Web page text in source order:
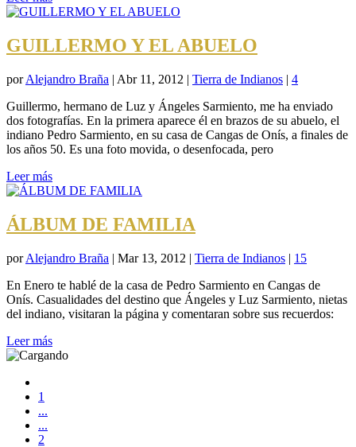
GUILLERMO Y EL ABUELO
porAlejandro Braña | Abr 11, 2012 | Tierra de Indianos | 4
Guillermo, hermano de Luz y Ángeles Sarmiento, me ha enviado
dos fotografías. En la primera aparece él en brazos de su abuelo, el
indiano Pedro Sarmiento, en su casa de Cangas de Onís, a finales de
los años 50. Es una foto movida, o desenfocada, pero
Leer más
ÁLBUM DE FAMILIA
porAlejandro Braña | Mar 13, 2012 | Tierra de Indianos | 15
En Enero te hablé de la casa de Pedro Sarmiento en Cangas de
Onís. Casualidades del destino que Ángeles y Luz Sarmiento, nietas
del indiano, visitaran la página y comentaran sobre sus recuerdos:
Leer más
1
...
...
2